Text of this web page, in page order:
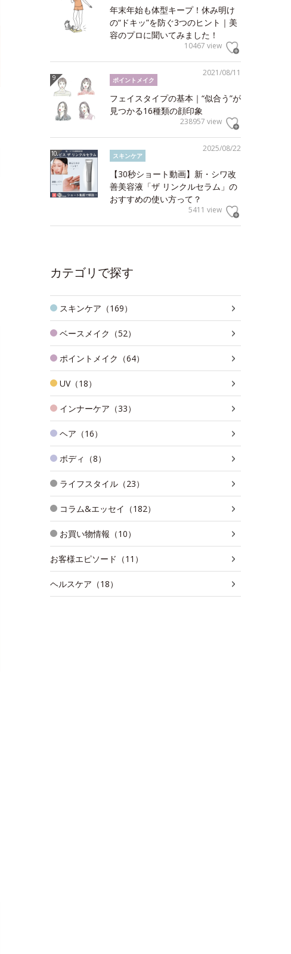
年末年始も体型キープ！休み明け
の“ドキッ”を防ぐ3つのヒント｜美
容のプロに聞いてみました！
10467 view
2021/08/11
ポイントメイク
フェイスタイプの基本｜“似合う”が
見つかる16種類の顔印象
238957 view
2025/08/22
スキンケア
【30秒ショート動画】新・シワ改
善美容液「ザ リンクルセラム」の
おすすめの使い方って？
5411 view
カテゴリで探す
スキンケア（169）
ベースメイク（52）
ポイントメイク（64）
UV（18）
インナーケア（33）
ヘア（16）
ボディ（8）
ライフスタイル（23）
コラム&エッセイ（182）
お買い物情報（10）
お客様エピソード（11）
ヘルスケア（18）